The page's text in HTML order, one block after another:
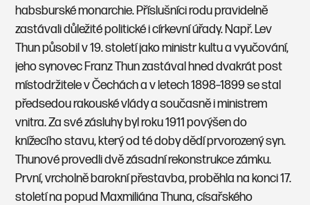
habsburské monarchie. Příslušníci rodu pravidelně
zastávali důležité politické i církevní úřady. Např. Lev
Thun působil v 19. století jako ministr kultu a vyučování,
jeho synovec Franz Thun zastával hned dvakrát post
místodržitele v Čechách a v letech 1898–1899 se stal
předsedou rakouské vlády a současně i ministrem
vnitra. Za své zásluhy byl roku 1911 povýšen do
knížecího stavu, který od té doby dědí prvorozený syn.
Thunové provedli dvě zásadní rekonstrukce zámku.
První, vrcholně barokní přestavba, proběhla na konci 17.
století na popud Maxmiliána Thuna, císařského